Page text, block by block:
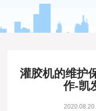
灌胶机的维护
作-凯
2020.08.20